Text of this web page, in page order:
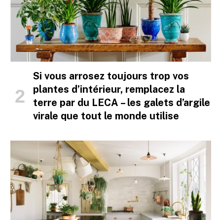
Si vous arrosez toujours trop vos
plantes d’intérieur, remplacez la
terre par du LECA – les galets d’argile
virale que tout le monde utilise